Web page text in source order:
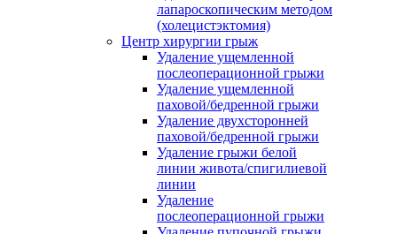
лапароскопическим методом
(холецистэктомия)
Центр хирургии грыж
Удаление ущемленной
послеоперационной грыжи
Удаление ущемленной
паховой/бедренной грыжи
Удаление двухсторонней
паховой/бедренной грыжи
Удаление грыжи белой
линии живота/спигилиевой
линии
Удаление
послеоперационной грыжи